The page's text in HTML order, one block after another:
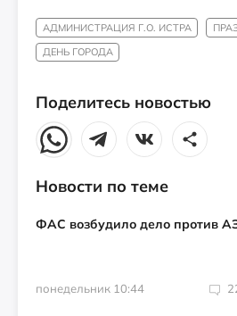
АДМИНИСТРАЦИЯ Г.О. ИСТРА
ДЕНЬ ГОРОДА
Поделитесь новостью
Новости по теме
ФАС возбудило дело против
понедельник 10:44